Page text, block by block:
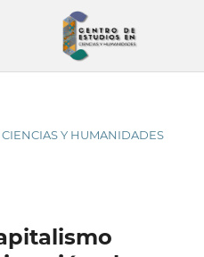
CIENCIAS Y HUMANIDADES